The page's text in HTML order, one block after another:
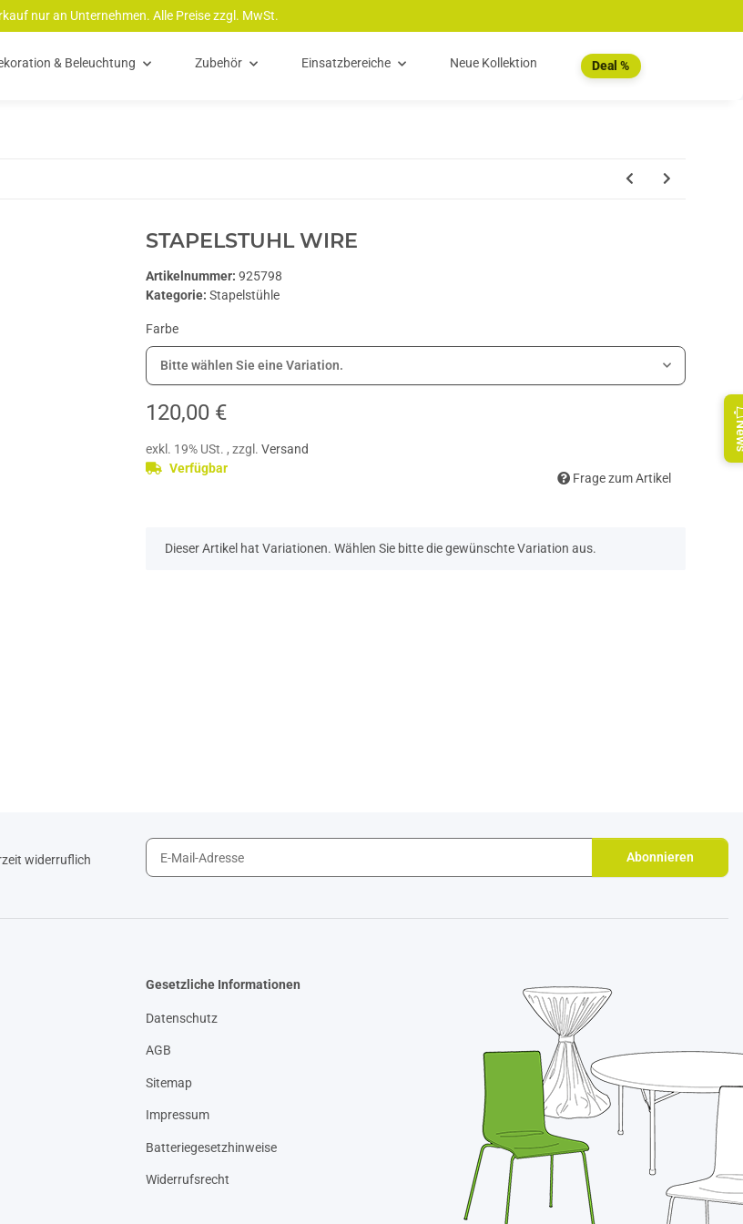
nur an Unternehmen. Alle Preise zzgl. MwSt.
& Beleuchtung Zubehör Einsatzbereiche Neue Kollektion Deal %
STAPELSTUHL WIRE
Artikelnummer: 925798
Kategorie: Stapelstühle
Farbe
Bitte wählen Sie eine Variation.
120,00 €
exkl. 19% USt. , zzgl. Versand
Verfügbar
Frage zum Artikel
x
Dieser Artikel hat Variationen. Wählen Sie bitte die gewünschte Variation aus.
widerruflich
Abonnieren
Gesetzliche Informationen
Datenschutz
AGB
Sitemap
Impressum
Batteriegesetzhinweise
Widerrufsrecht